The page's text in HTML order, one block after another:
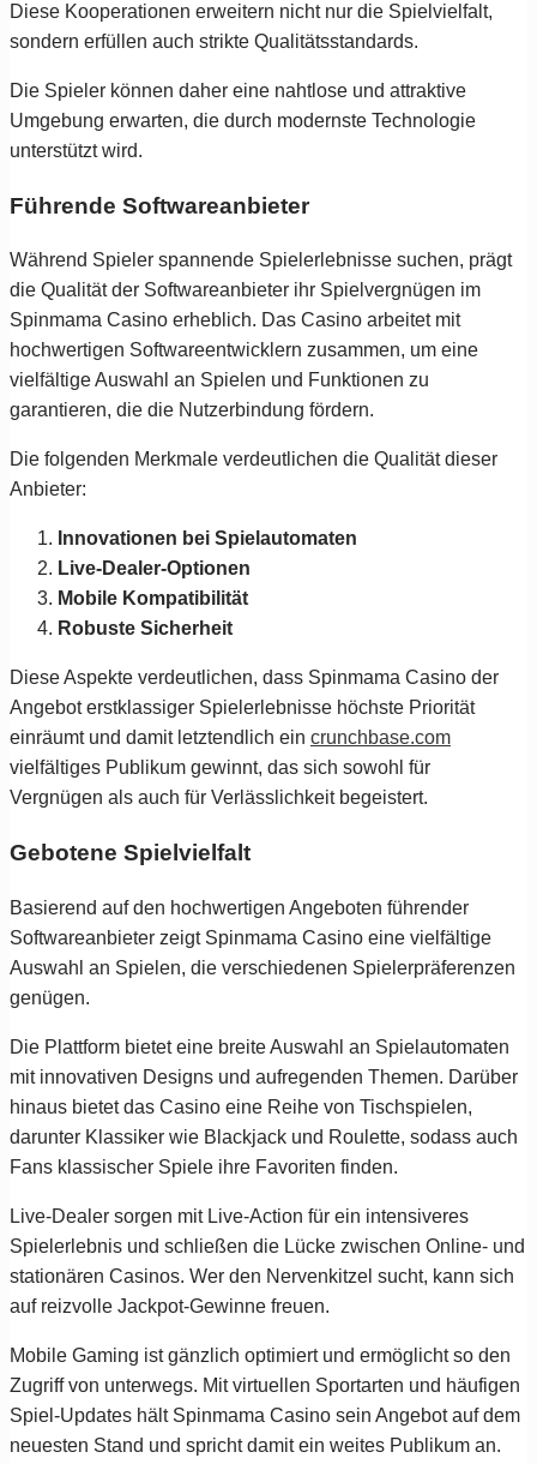
Diese Kooperationen erweitern nicht nur die Spielvielfalt,
sondern erfüllen auch strikte Qualitätsstandards.
Die Spieler können daher eine nahtlose und attraktive
Umgebung erwarten, die durch modernste Technologie
unterstützt wird.
Führende Softwareanbieter
Während Spieler spannende Spielerlebnisse suchen, prägt
die Qualität der Softwareanbieter ihr Spielvergnügen im
Spinmama Casino erheblich. Das Casino arbeitet mit
hochwertigen Softwareentwicklern zusammen, um eine
vielfältige Auswahl an Spielen und Funktionen zu
garantieren, die die Nutzerbindung fördern.
Die folgenden Merkmale verdeutlichen die Qualität dieser
Anbieter:
Innovationen bei Spielautomaten
Live-Dealer-Optionen
Mobile Kompatibilität
Robuste Sicherheit
Diese Aspekte verdeutlichen, dass Spinmama Casino der
Angebot erstklassiger Spielerlebnisse höchste Priorität
einräumt und damit letztendlich ein crunchbase.com
vielfältiges Publikum gewinnt, das sich sowohl für
Vergnügen als auch für Verlässlichkeit begeistert.
Gebotene Spielvielfalt
Basierend auf den hochwertigen Angeboten führender
Softwareanbieter zeigt Spinmama Casino eine vielfältige
Auswahl an Spielen, die verschiedenen Spielerpräferenzen
genügen.
Die Plattform bietet eine breite Auswahl an Spielautomaten
mit innovativen Designs und aufregenden Themen. Darüber
hinaus bietet das Casino eine Reihe von Tischspielen,
darunter Klassiker wie Blackjack und Roulette, sodass auch
Fans klassischer Spiele ihre Favoriten finden.
Live-Dealer sorgen mit Live-Action für ein intensiveres
Spielerlebnis und schließen die Lücke zwischen Online- und
stationären Casinos. Wer den Nervenkitzel sucht, kann sich
auf reizvolle Jackpot-Gewinne freuen.
Mobile Gaming ist gänzlich optimiert und ermöglicht so den
Zugriff von unterwegs. Mit virtuellen Sportarten und häufigen
Spiel-Updates hält Spinmama Casino sein Angebot auf dem
neuesten Stand und spricht damit ein weites Publikum an.